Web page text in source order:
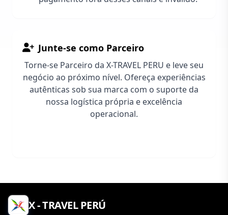
Junte-se como Parceiro
Torne-se Parceiro da X-TRAVEL PERU e leve seu
negócio ao próximo nível. Ofereça experiências
autênticas sob sua marca com o suporte da
nossa logística própria e excelência
operacional.
X - TRAVEL PERÚ